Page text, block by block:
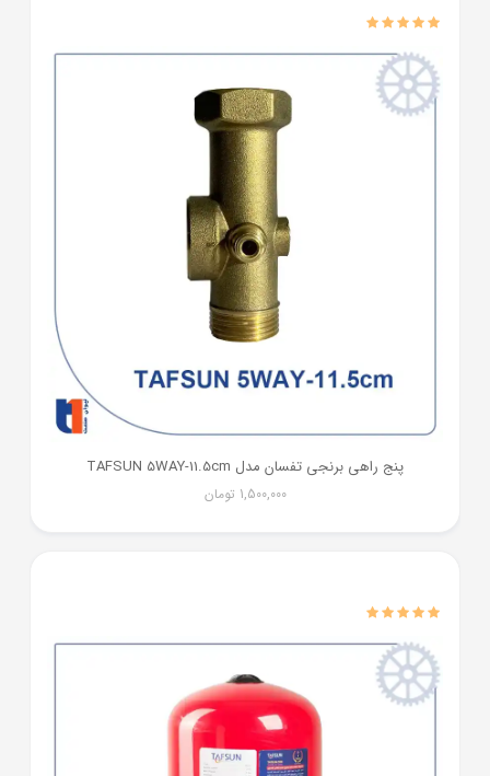
پنج راهی برنجی تفسان مدل TAFSUN 5WAY-11.5cm
1,500,000 تومان